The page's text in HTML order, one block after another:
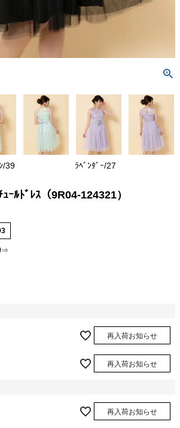
/39 ﾗﾍﾞﾝﾀﾞｰ/27
ｭｰﾙﾄﾞﾚｽ（9R04-124321）
⇒
再入荷お知らせ
再入荷お知らせ
再入荷お知らせ